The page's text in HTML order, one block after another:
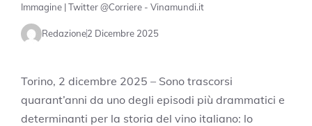
Immagine | Twitter @Corriere - Vinamundi.it
Redazione2 Dicembre 2025
Torino, 2 dicembre 2025 – Sono trascorsi
quarant’anni da uno degli episodi più drammatici e
determinanti per la storia del vino italiano: lo